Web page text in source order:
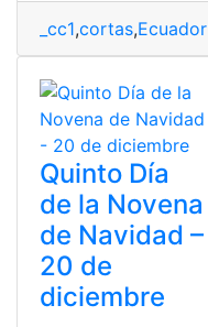
_cc1,cortas,Ecuador
Quinto Día
de la Novena
de Navidad –
20 de
diciembre